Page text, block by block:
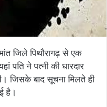
जिले पिथौरागढ़ से एक
ने पत्नी की धारदार
जिसके बाद सूचना मिलते ही
है।